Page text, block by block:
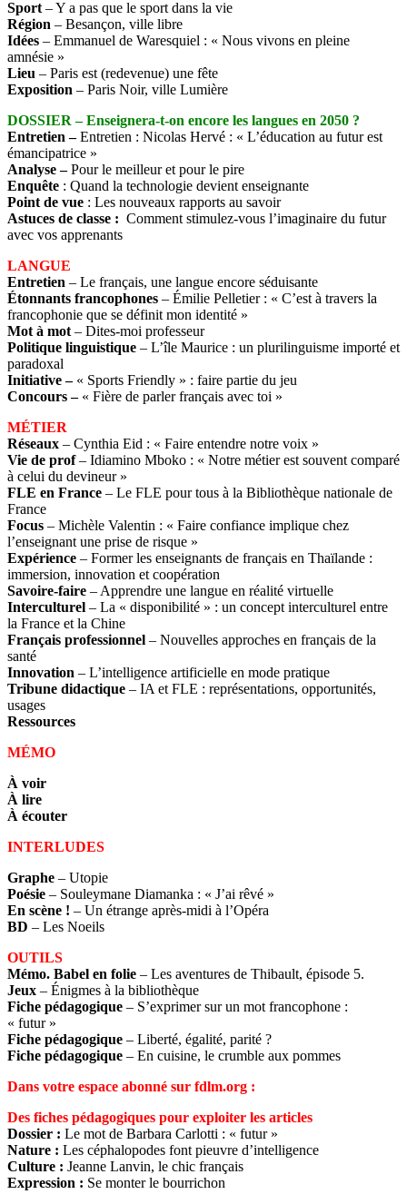
Sport – Y a pas que le sport dans la vie
Région – Besançon, ville libre
Idées – Emmanuel de Waresquiel : « Nous vivons en pleine
amnésie »
Lieu – Paris est (redevenue) une fête
Exposition – Paris Noir, ville Lumière
DOSSIER – Enseignera-t-on encore les langues en 2050 ?
Entretien –Entretien : Nicolas Hervé : « L’éducation au futur est
émancipatrice »
Analyse –Pour le meilleur et pour le pire
Enquête : Quand la technologie devient enseignante
Point de vue : Les nouveaux rapports au savoir
Astuces de classe : Comment stimulez-vous l’imaginaire du futur
avec vos apprenants
LANGUE
Entretien – Le français, une langue encore séduisante
Étonnants francophones – Émilie Pelletier : « C’est à travers la
francophonie que se définit mon identité »
Mot à mot – Dites-moi professeur
Politique linguistique – L’île Maurice : un plurilinguisme importé et
paradoxal
Initiative –« Sports Friendly » : faire partie du jeu
Concours –« Fière de parler français avec toi »
MÉTIER
Réseaux – Cynthia Eid : « Faire entendre notre voix »
Vie de prof– Idiamino Mboko : « Notre métier est souvent comparé
à celui du devineur »
FLE en France – Le FLE pour tous à la Bibliothèque nationale de
France
Focus – Michèle Valentin : « Faire confiance implique chez
l’enseignant une prise de risque »
Expérience – Former les enseignants de français en Thaïlande :
immersion, innovation et coopération
Savoire-faire – Apprendre une langue en réalité virtuelle
Interculturel – La « disponibilité » : un concept interculturel entre
la France et la Chine
Français professionnel – Nouvelles approches en français de la
santé
Innovation – L’intelligence artificielle en mode pratique
Tribune didactique – IA et FLE : représentations, opportunités,
usages
Ressources
MÉMO
À voir
À lire
À écouter
INTERLUDES
Graphe – Utopie
Poésie – Souleymane Diamanka : « J’ai rêvé »
En scène ! – Un étrange après-midi à l’Opéra
BD – Les Noeils
OUTILS
Mémo. Babel en folie – Les aventures de Thibault, épisode 5.
Jeux – Énigmes à la bibliothèque
Fiche pédagogique – S’exprimer sur un mot francophone :
« futur »
Fiche pédagogique – Liberté, égalité, parité ?
Fiche pédagogique – En cuisine, le crumble aux pommes
Dans votre espace abonné sur fdlm.org :
Des fiches pédagogiques pour exploiter les articles
Dossier : Le mot de Barbara Carlotti : « futur »
Nature : Les céphalopodes font pieuvre d’intelligence
Culture : Jeanne Lanvin, le chic français
Expression : Se monter le bourrichon